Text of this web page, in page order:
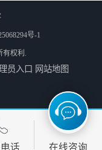
号-1
权利.
员入口 网站地图
话 在线咨询